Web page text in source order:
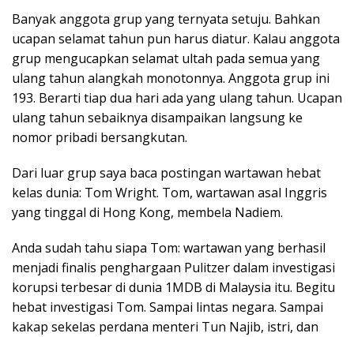
Banyak anggota grup yang ternyata setuju. Bahkan
ucapan selamat tahun pun harus diatur. Kalau anggota
grup mengucapkan selamat ultah pada semua yang
ulang tahun alangkah monotonnya. Anggota grup ini
193. Berarti tiap dua hari ada yang ulang tahun. Ucapan
ulang tahun sebaiknya disampaikan langsung ke
nomor pribadi bersangkutan.
Dari luar grup saya baca postingan wartawan hebat
kelas dunia: Tom Wright. Tom, wartawan asal Inggris
yang tinggal di Hong Kong, membela Nadiem.
Anda sudah tahu siapa Tom: wartawan yang berhasil
menjadi finalis penghargaan Pulitzer dalam investigasi
korupsi terbesar di dunia 1MDB di Malaysia itu. Begitu
hebat investigasi Tom. Sampai lintas negara. Sampai
kakap sekelas perdana menteri Tun Najib, istri, dan